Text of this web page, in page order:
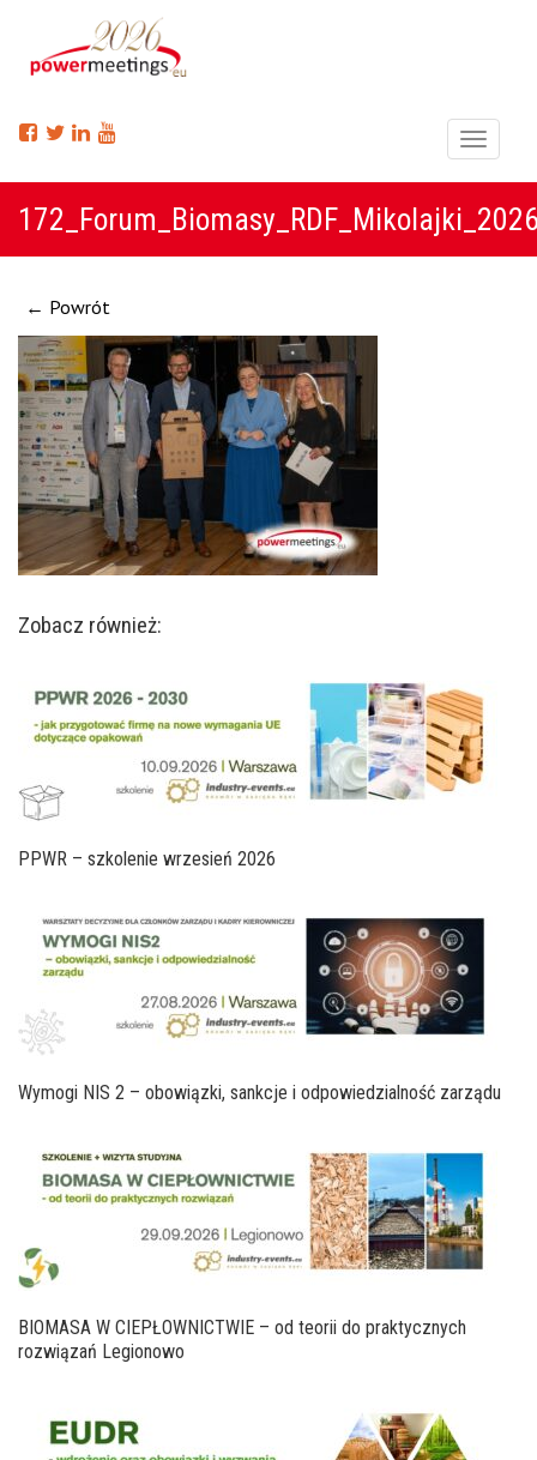
Menu
← Powrót
Zobacz również:
PPWR – szkolenie wrzesień 2026
Wymogi NIS 2 – obowiązki, sankcje i odpowiedzialność zarządu
BIOMASA W CIEPŁOWNICTWIE – od teorii do praktycznych
rozwiązań Legionowo